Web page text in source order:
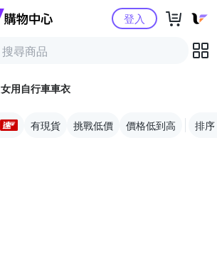
Yahoo購物中心登入
女用自行車車衣
有現貨 挑戰低價 價格低到高 排序